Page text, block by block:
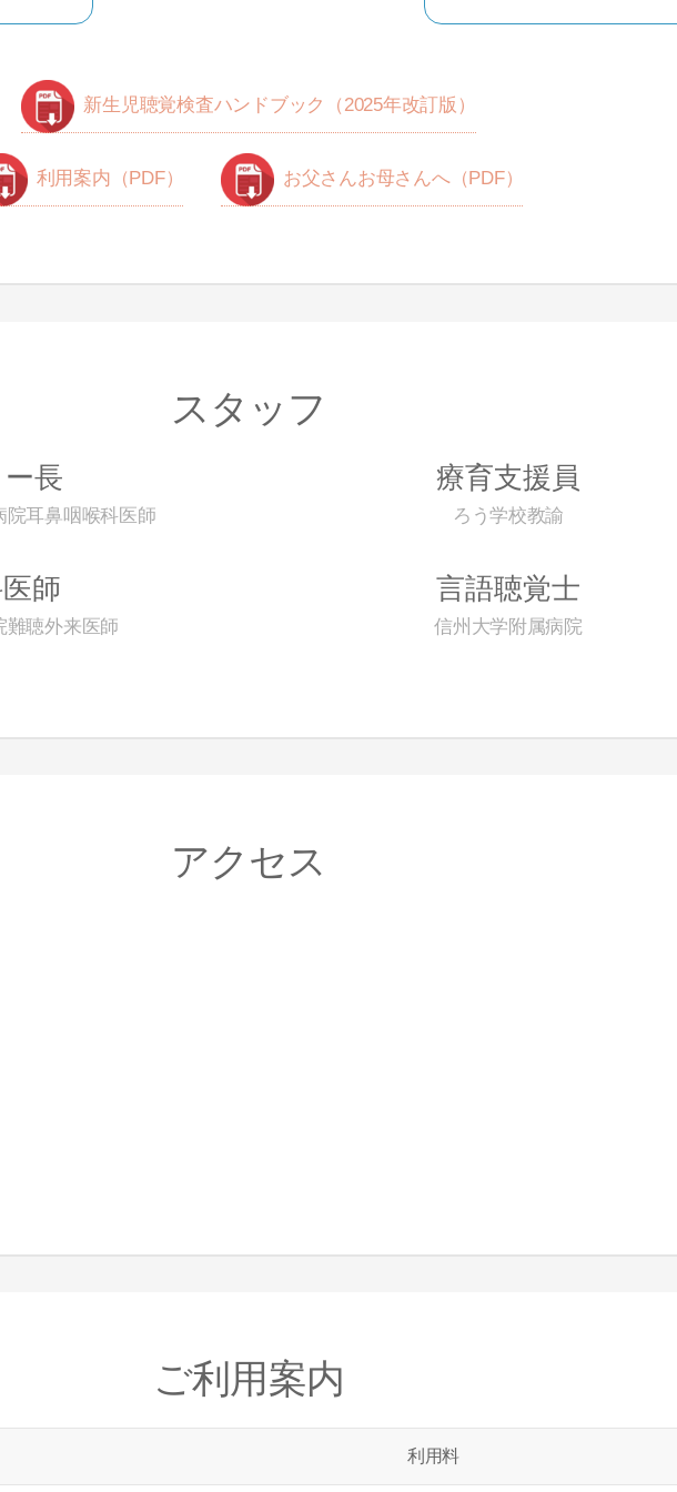
新生児聴覚検査ハンドブック（2025年改訂版）
利用案内（PDF） お父さんお母さんへ（PDF）
スタッフ
長
院耳鼻咽喉科医師
療育支援員
ろう学校教諭
師
難聴外来医師
言語聴覚士
信州大学附属病院
アクセス
ご利用案内
利用料